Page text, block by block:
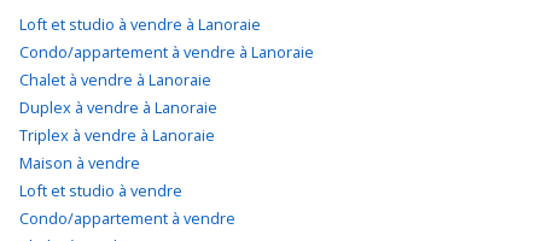
Loft et studio à vendre à Lanoraie
Condo/appartement à vendre à Lanoraie
Chalet à vendre à Lanoraie
Duplex à vendre à Lanoraie
Triplex à vendre à Lanoraie
Maison à vendre
Loft et studio à vendre
Condo/appartement à vendre